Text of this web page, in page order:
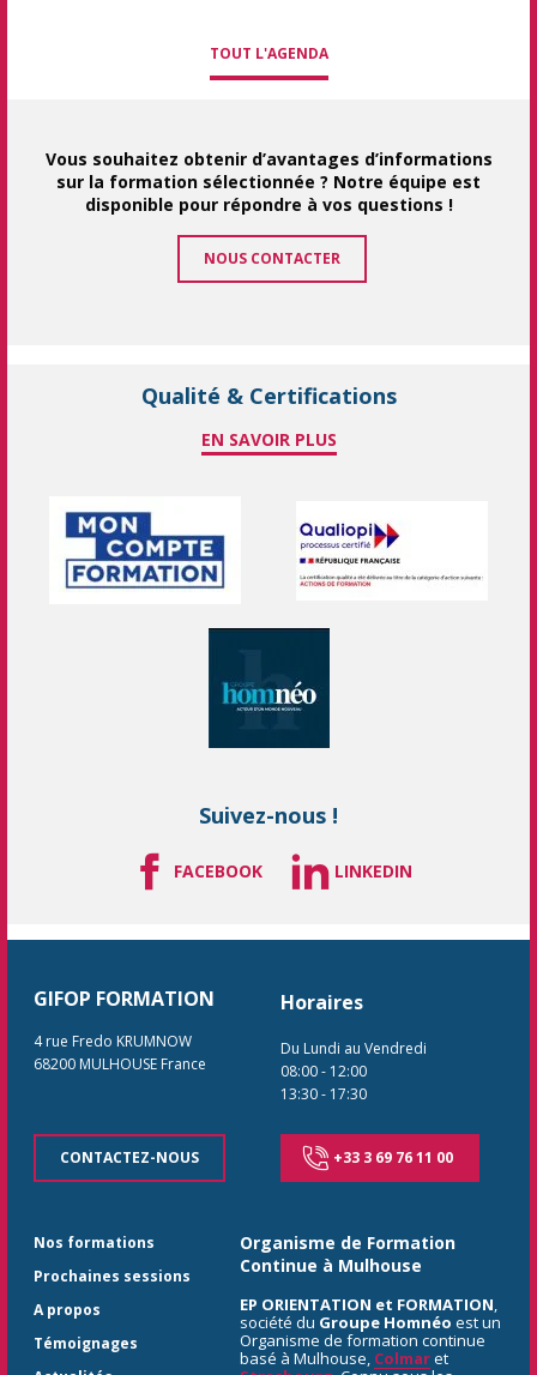
TOUT L'AGENDA
Vous souhaitez obtenir d’avantages d’informations
sur la formation sélectionnée ? Notre équipe est
disponible pour répondre à vos questions !
NOUS CONTACTER
Qualité & Certifications
EN SAVOIR PLUS
Suivez-nous !
FACEBOOK LINKEDIN
GIFOP FORMATION
4 rue Fredo KRUMNOW
68200 MULHOUSE France
CONTACTEZ-NOUS
Horaires
Du Lundi au Vendredi
08:00- 12:00
13:30- 17:30
+33 3 69 76 11 00
Nos formations
Prochaines sessions
A propos
Témoignages
Organisme de Formation
Continue à Mulhouse
EP ORIENTATION et FORMATION,
société du Groupe Homnéo est un
Organisme de formation continue
basé à Mulhouse, Colmaret